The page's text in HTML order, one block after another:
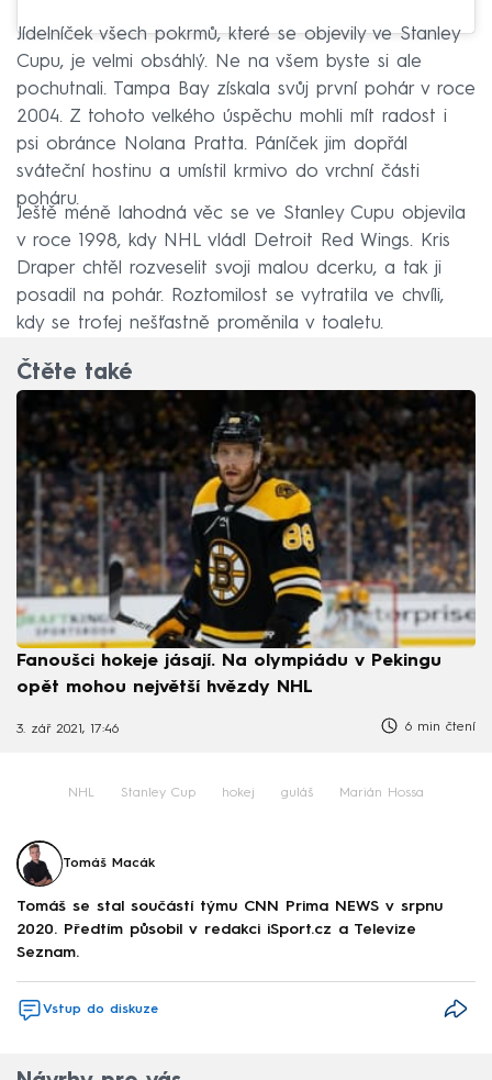
Jídelníček všech pokrmů, které se objevily ve Stanley
Cupu, je velmi obsáhlý. Ne na všem byste si ale
pochutnali. Tampa Bay získala svůj první pohár v roce
2004. Z tohoto velkého úspěchu mohli mít radost i
psi obránce Nolana Pratta. Páníček jim dopřál
sváteční hostinu a umístil krmivo do vrchní části
poháru.
Ještě méně lahodná věc se ve Stanley Cupu objevila
v roce 1998, kdy NHL vládl Detroit Red Wings. Kris
Draper chtěl rozveselit svoji malou dcerku, a tak ji
posadil na pohár. Roztomilost se vytratila ve chvíli,
kdy se trofej nešťastně proměnila v toaletu.
Čtěte také
Fanoušci hokeje jásají. Na olympiádu v Pekingu
opět mohou největší hvězdy NHL
3. zář 2021, 17:46 6 min čtení
NHL Stanley Cup hokej guláš Marián Hossa
Tomáš Macák
Tomáš se stal součástí týmu CNN Prima NEWS v srpnu
2020. Předtím působil v redakci iSport.cz a Televize
Seznam.
Vstup do diskuze